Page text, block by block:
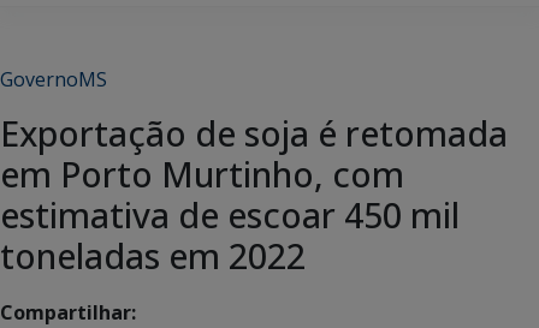
GovernoMS
Exportação de soja é retomada
em Porto Murtinho, com
estimativa de escoar 450 mil
toneladas em 2022
Compartilhar: